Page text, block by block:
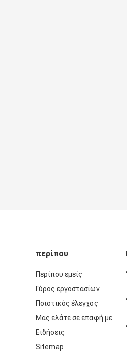
περίπου
Περίπου εμείς
Γύρος εργοστασίων
Ποιοτικός έλεγχος
Μας ελάτε σε επαφή με
Ειδήσεις
Sitemap